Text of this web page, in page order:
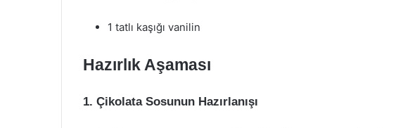
1 tatlı kaşığı vanilin
Hazırlık Aşaması
1. Çikolata Sosunun Hazırlanışı